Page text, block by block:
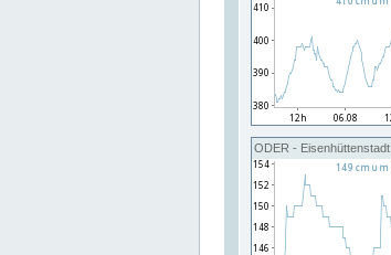
ODER - Eisenhüttenstadt